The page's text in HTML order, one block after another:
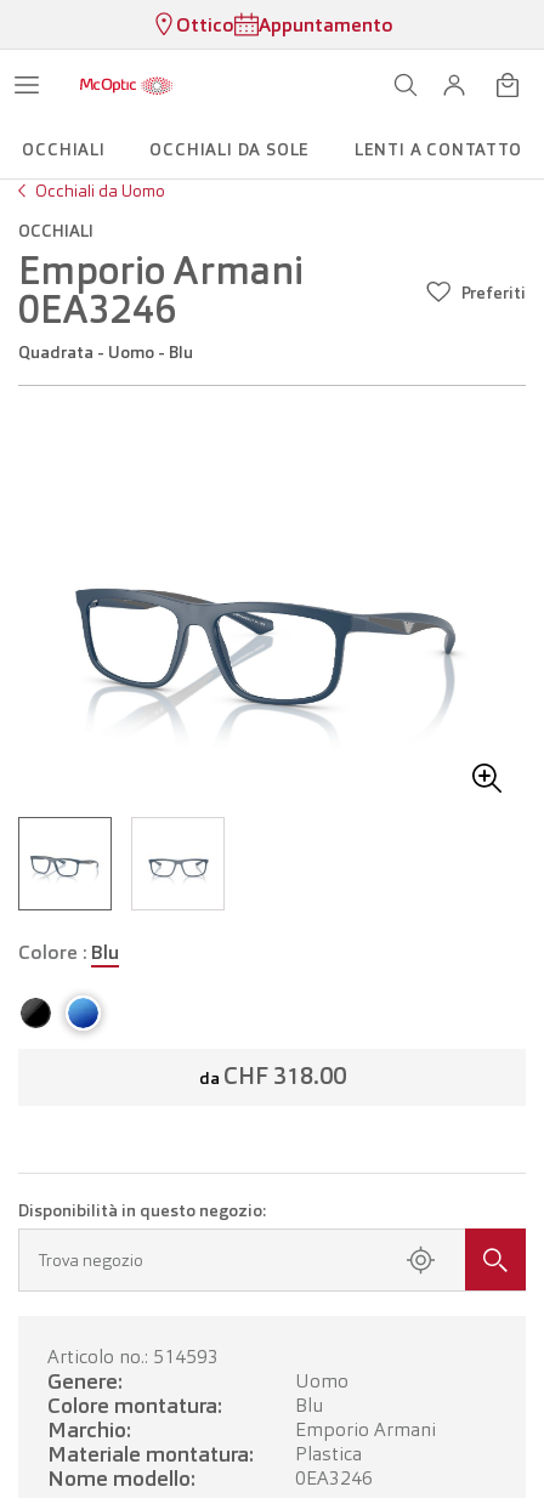
Ottico Appuntamento
OCCHIALI OCCHIALI DA SOLE
LENTI A CONTATTO
Occhiali da Uomo
OCCHIALI
Emporio Armani
0EA3246
Quadrata - Uomo - Blu
Preferiti
Colore : Blu
da CHF 318.00
Disponibilità in questo negozio:
Trova negozio
Articolo no.: 514593
Genere: Uomo
Colore montatura: Blu
Marchio: Emporio Armani
Materiale montatura: Plastica
Nome modello: 0EA3246